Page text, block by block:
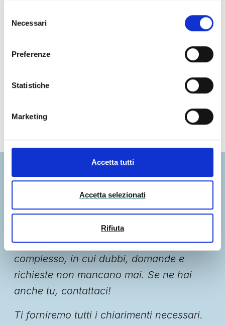
delNecessari
Preferenze
Statistiche
Marketing
Accetta tutti
Accetta selezionati
Rifiuta
Regolamento Per La Certificazione Industria
Regolamento Per Lo Svolgimento Di Audit In
Informativa Candidato
Siamo pronti ad
ascoltarti
Il nostro è un settore tecnico e molto
complesso, in cui dubbi, domande e
richieste non mancano mai. Se ne hai
anche tu, contattaci!
Ti forniremo tutti i chiarimenti necessari.